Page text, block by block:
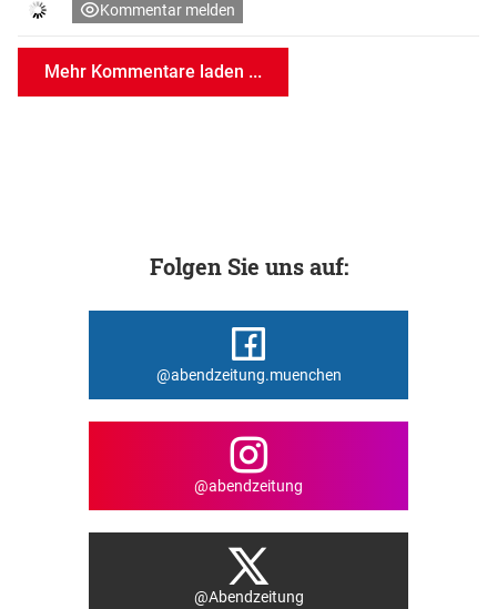
Kommentar melden
Mehr Kommentare laden ...
Folgen Sie uns auf:
@abendzeitung.muenchen
@abendzeitung
@Abendzeitung